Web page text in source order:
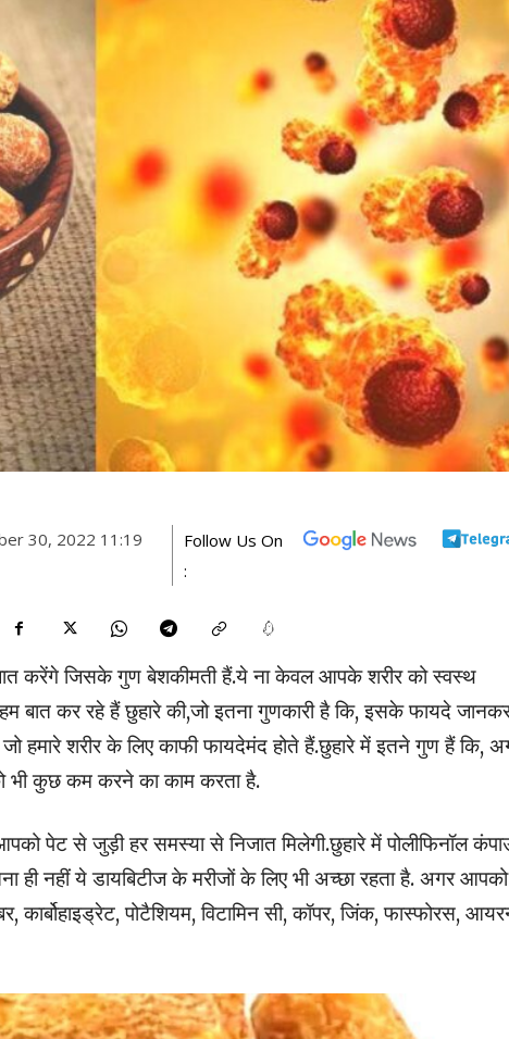
30, 2022 11:19
Follow Us On
:
करेंगे जिसके गुण बेशकीमती हैं.ये ना केवल आपके शरीर को स्वस्थ
बात कर रहे हैं छुहारे की,जो इतना गुणकारी है कि, इसके फायदे
हमारे शरीर के लिए काफी फायदेमंद होते हैं.छुहारे में इतने गुण हैं कि,
भी कुछ कम करने का काम करता है.
पेट से जुड़ी हर समस्या से निजात मिलेगी.छुहारे में पोलीफिनॉल
ही नहीं ये डायबिटीज के मरीजों के लिए भी अच्छा रहता है. अगर आपको
पोटैशियम, विटामिन सी, कॉपर, जिंक, फास्फोरस,